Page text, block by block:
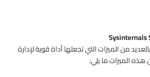
من الميزات التي تجعلها أداة قوية لإدارة